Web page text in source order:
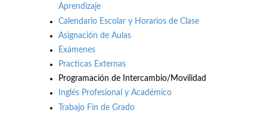
Aprendizaje
Calendario Escolar y Horarios de Clase
Asignación de Aulas
Exámenes
Practicas Externas
Programación de Intercambio/Movilidad
Inglés Profesional y Académico
Trabajo Fin de Grado